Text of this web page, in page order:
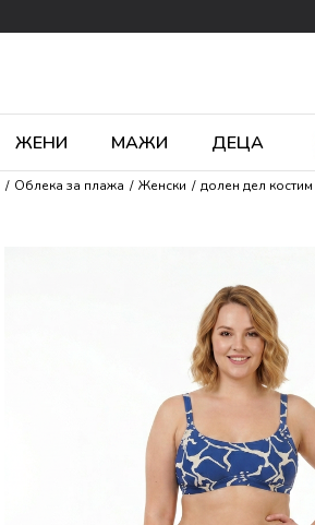
ЖЕНИ МАЖИ ДЕЦА
Облека за плажа Женски долен дел